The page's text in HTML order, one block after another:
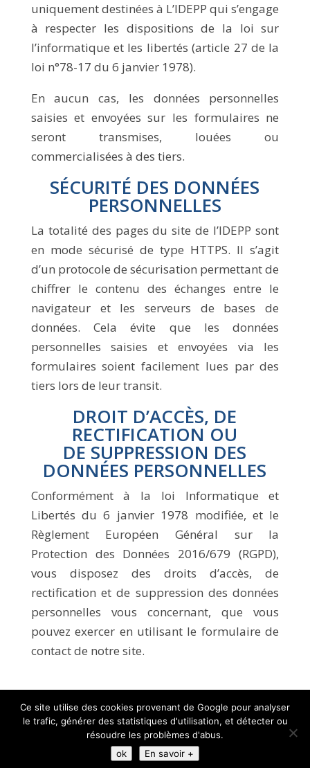
uniquement destinées à L’IDEPP qui s’engage
à respecter les dispositions de la loi sur
l’informatique et les libertés (article 27 de la
loi n°78-17 du 6 janvier 1978).
En aucun cas, les données personnelles
saisies et envoyées sur les formulaires ne
seront transmises, louées ou
commercialisées à des tiers.
SÉCURITÉ DES DONNÉES
PERSONNELLES
La totalité des pages du site de l’IDEPP sont
en mode sécurisé de type HTTPS. Il s’agit
d’un protocole de sécurisation permettant de
chiffrer le contenu des échanges entre le
navigateur et les serveurs de bases de
données. Cela évite que les données
personnelles saisies et envoyées via les
formulaires soient facilement lues par des
tiers lors de leur transit.
DROIT D’ACCÈS, DE
RECTIFICATION OU
DE SUPPRESSION DES
DONNÉES PERSONNELLES
Conformément à la loi Informatique et
Libertés du 6 janvier 1978 modifiée, et le
Règlement Européen Général sur la
Protection des Données 2016/679 (RGPD),
vous disposez des droits d’accès, de
rectification et de suppression des données
personnelles vous concernant, que vous
pouvez exercer en utilisant le formulaire de
contact de notre site.
IDEPP : INTERSYNDICALE DE DÉFENSE DE LA
PSYCHIATRIE PUBLIQUE |MENTIONS
LEGALES | CONTACT
Ce site utilise des cookies provenant de Google pour analyser
le trafic, générer des statistiques d'utilisation, et détecter ou
résoudre les problèmes d'abus.
ok
En savoir +